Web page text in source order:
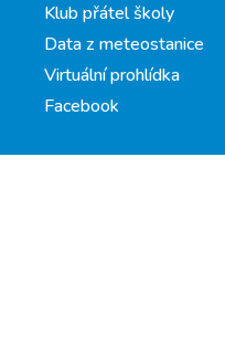
Klub přátel školy
Data z meteostanice
Virtuální prohlídka
Facebook